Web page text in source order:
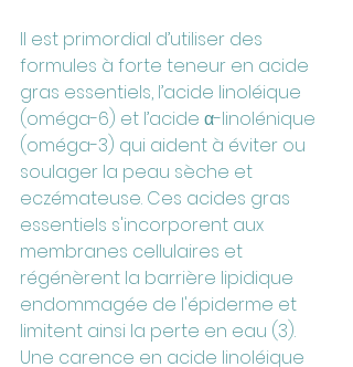
Il est primordial d’utiliser des
formules à forte teneur en acide
gras essentiels, l’acide linoléique
(oméga-6) et l’acide α-linolénique
(oméga-3) qui aident à éviter ou
soulager la peau sèche et
eczémateuse. Ces acides gras
essentiels s'incorporent aux
membranes cellulaires et
régénèrent la barrière lipidique
endommagée de l'épiderme et
limitent ainsi la perte en eau (3).
Une carence en acide linoléique